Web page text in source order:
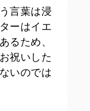
言葉は浸
ーはイエ
るため、
祝いした
いのでは